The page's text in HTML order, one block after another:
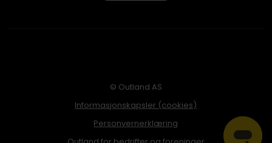
© Outland AS
Informasjonskapsler (cookies)
Personvernerklæring